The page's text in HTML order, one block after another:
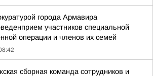
города Армавира
участников специальной
операции и членов их семей
сборная команда сотрудников и